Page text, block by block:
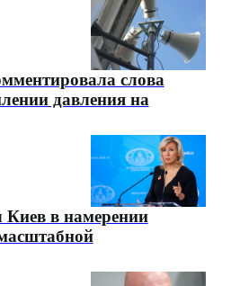
слова
давления на
Киев в намерении